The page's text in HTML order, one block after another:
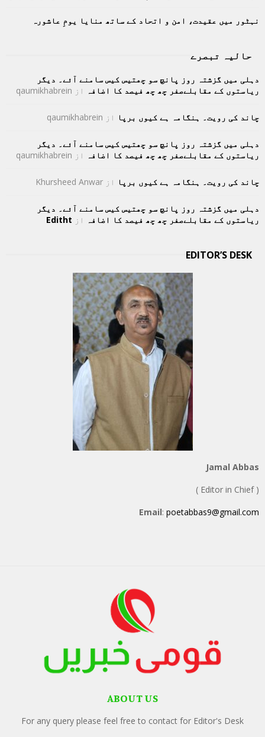
نہٹور میں عقیدت، امن و اتحاد کے ساتھ منایا یومِ عاشورہ
حالیہ تبصرے
دہلی میں گزشتہ روز پانچ سو چھتیس کیس سامنے آئے۔ دیگر
ریاستوں کے مقابلےصفر چھ چھ فیصد کا اضافہ
از qaumikhabrein
چاند کی رویت۔ ہنگامہ ہے کیوں برپا از qaumikhabrein
دہلی میں گزشتہ روز پانچ سو چھتیس کیس سامنے آئے۔ دیگر
ریاستوں کے مقابلےصفر چھ چھ فیصد کا اضافہ
از qaumikhabrein
چاند کی رویت۔ ہنگامہ ہے کیوں برپا از Khursheed Anwar
دہلی میں گزشتہ روز پانچ سو چھتیس کیس سامنے آئے۔ دیگر
ریاستوں کے مقابلےصفر چھ چھ فیصد کا اضافہ
از Editht
EDITOR’S DESK
Jamal Abbas
( Editor in Chief )
Email: poetabbas9@gmail.com
ABOUT US
For any query please feel free to contact for Editor's Desk